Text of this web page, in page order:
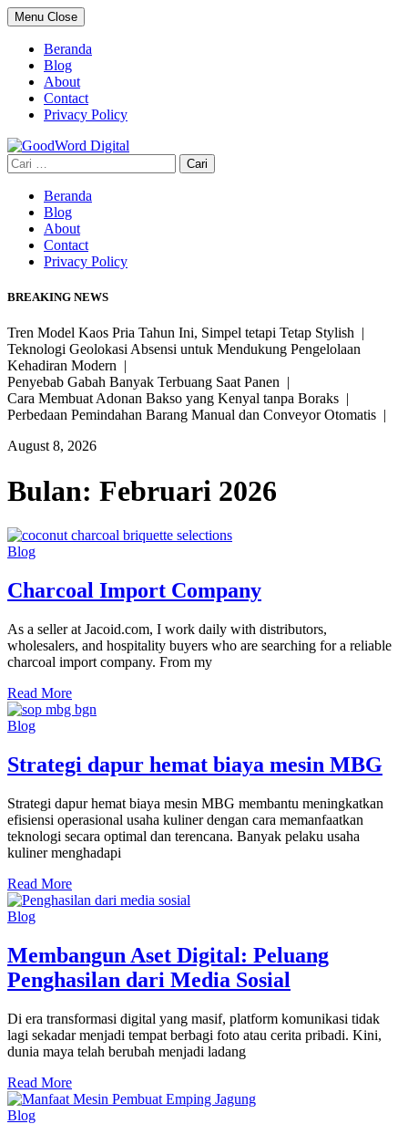
Skip
to
content
Menu Close
Beranda
Blog
About
Contact
Privacy Policy
Cari
untuk:
Beranda
Blog
About
Contact
Privacy Policy
BREAKING NEWS
Tren Model Kaos Pria Tahun Ini, Simpel tetapi Tetap Stylish |
Teknologi Geolokasi Absensi untuk Mendukung Pengelolaan
Kehadiran Modern |
Penyebab Gabah Banyak Terbuang Saat Panen |
Cara Membuat Adonan Bakso yang Kenyal tanpa Boraks |
Perbedaan Pemindahan Barang Manual dan Conveyor Otomatis |
August 8, 2026
Bulan: Februari 2026
Blog
Charcoal Import Company
As a seller at Jacoid.com, I work daily with distributors,
wholesalers, and hospitality buyers who are searching for a reliable
charcoal import company. From my
Read More
Blog
Strategi dapur hemat biaya mesin MBG
Strategi dapur hemat biaya mesin MBG membantu meningkatkan
efisiensi operasional usaha kuliner dengan cara memanfaatkan
teknologi secara optimal dan terencana. Banyak pelaku usaha
kuliner menghadapi
Read More
Blog
Membangun Aset Digital: Peluang
Penghasilan dari Media Sosial
Di era transformasi digital yang masif, platform komunikasi tidak
lagi sekadar menjadi tempat berbagi foto atau cerita pribadi. Kini,
dunia maya telah berubah menjadi ladang
Read More
Blog